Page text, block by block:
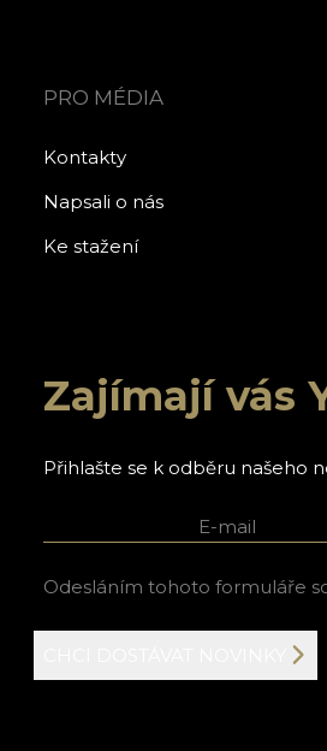
PRO MÉDIA
Kontakty
Napsali o nás
Ke stažení
Zajímají vás
Přihlašte se k odběru našeho
Odesláním tohoto formuláře